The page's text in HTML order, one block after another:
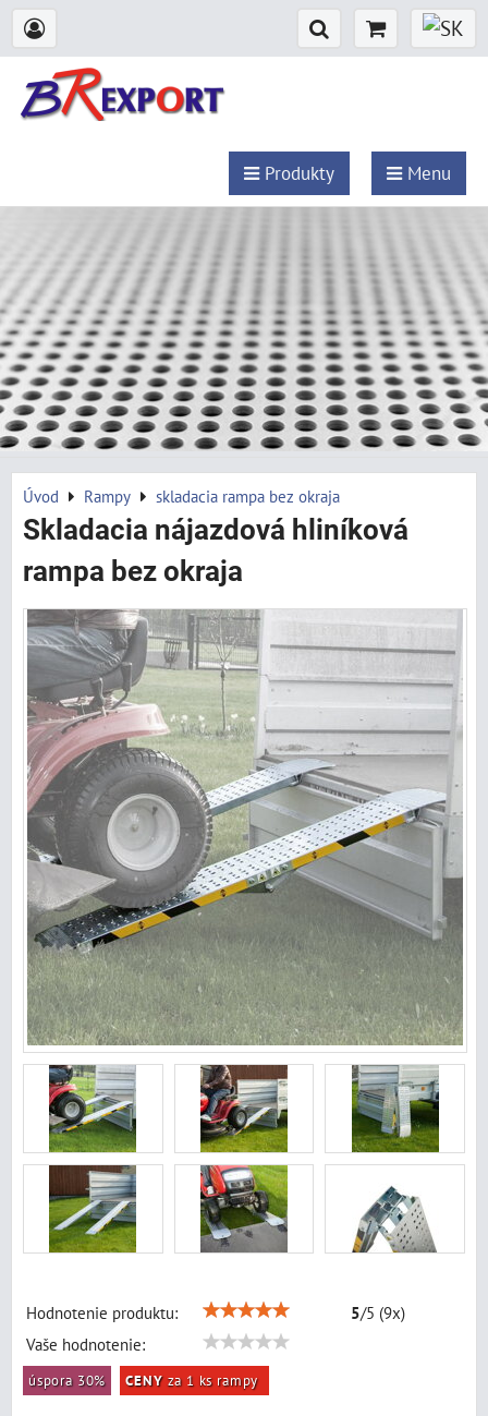
Produkty Menu
Úvod Rampy skladacia rampa bez okraja
Skladacia nájazdová hliníková
rampa bez okraja
Hodnotenie produktu: 5/5 (9x)
Vaše hodnotenie:
úspora 30% CENYza 1 ks rampy